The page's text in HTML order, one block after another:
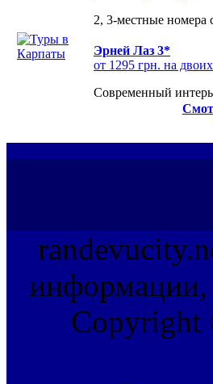
2, 3-местные номера
Эрней Лаз 3*
от 1295 грн. на двоих
Современный
информации,
Copyright